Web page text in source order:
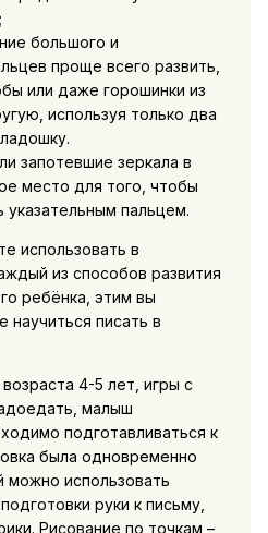
большого и
проще всего развить,
или даже горошинки из
используя только два
запотевшие зеркала в
место для того, чтобы
указательным пальцем.
использовать в
из способов развития
ребёнка, этим вы
писать в
4-5 лет, игры с
малыш
подготавливаться к
была одновременно
можно использовать
руки к письму,
Рисование по точкам –